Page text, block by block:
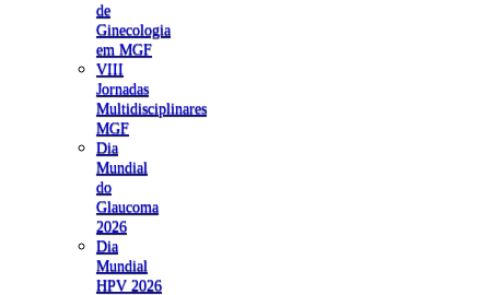
de
Ginecologia
em MGF
VIII
Jornadas
Multidisciplinares
MGF
Dia
Mundial
do
Glaucoma
2026
Dia
Mundial
HPV 2026